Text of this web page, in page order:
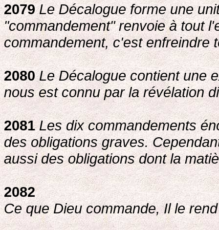
2079 Le Décalogue forme une
"commandement" renvoie à tout
commandement, c'est enfreindre
2080 Le Décalogue contient une
nous est connu par la révélation
2081 Les dix commandements
des obligations graves.
aussi des obligations dont la
2082
Ce que Dieu commande, Il le